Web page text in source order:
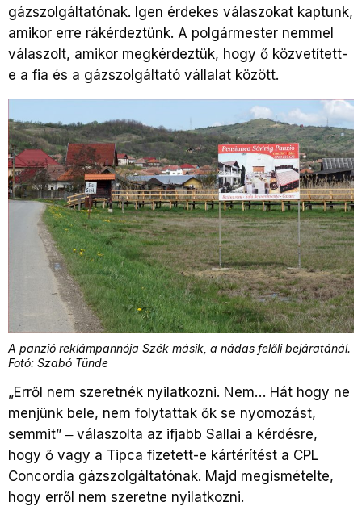
gázszolgáltatónak. Igen érdekes válaszokat kaptunk,
amikor erre rákérdeztünk. A polgármester nemmel
válaszolt, amikor megkérdeztük, hogy ő közvetített-
e a fia és a gázszolgáltató vállalat között.
A panzió reklámpannója Szék másik, a nádas felőli bejáratánál.
Fotó: Szabó Tünde
„Erről nem szeretnék nyilatkozni. Nem… Hát hogy ne
menjünk bele, nem folytattak ők se nyomozást,
semmit” ‒ válaszolta az ifjabb Sallai a kérdésre,
hogy ő vagy a Tipca fizetett-e kártérítést a CPL
Concordia gázszolgáltatónak. Majd megismételte,
hogy erről nem szeretne nyilatkozni.